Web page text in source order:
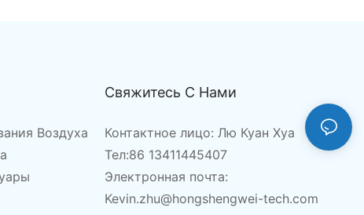
Воздуха
Свяжитесь С Нами
Контактное лицо: Лю Куан Хуа
Тел:86 13411445407
Электронная почта:
Kevin.zhu@hongshengwei-tech.com